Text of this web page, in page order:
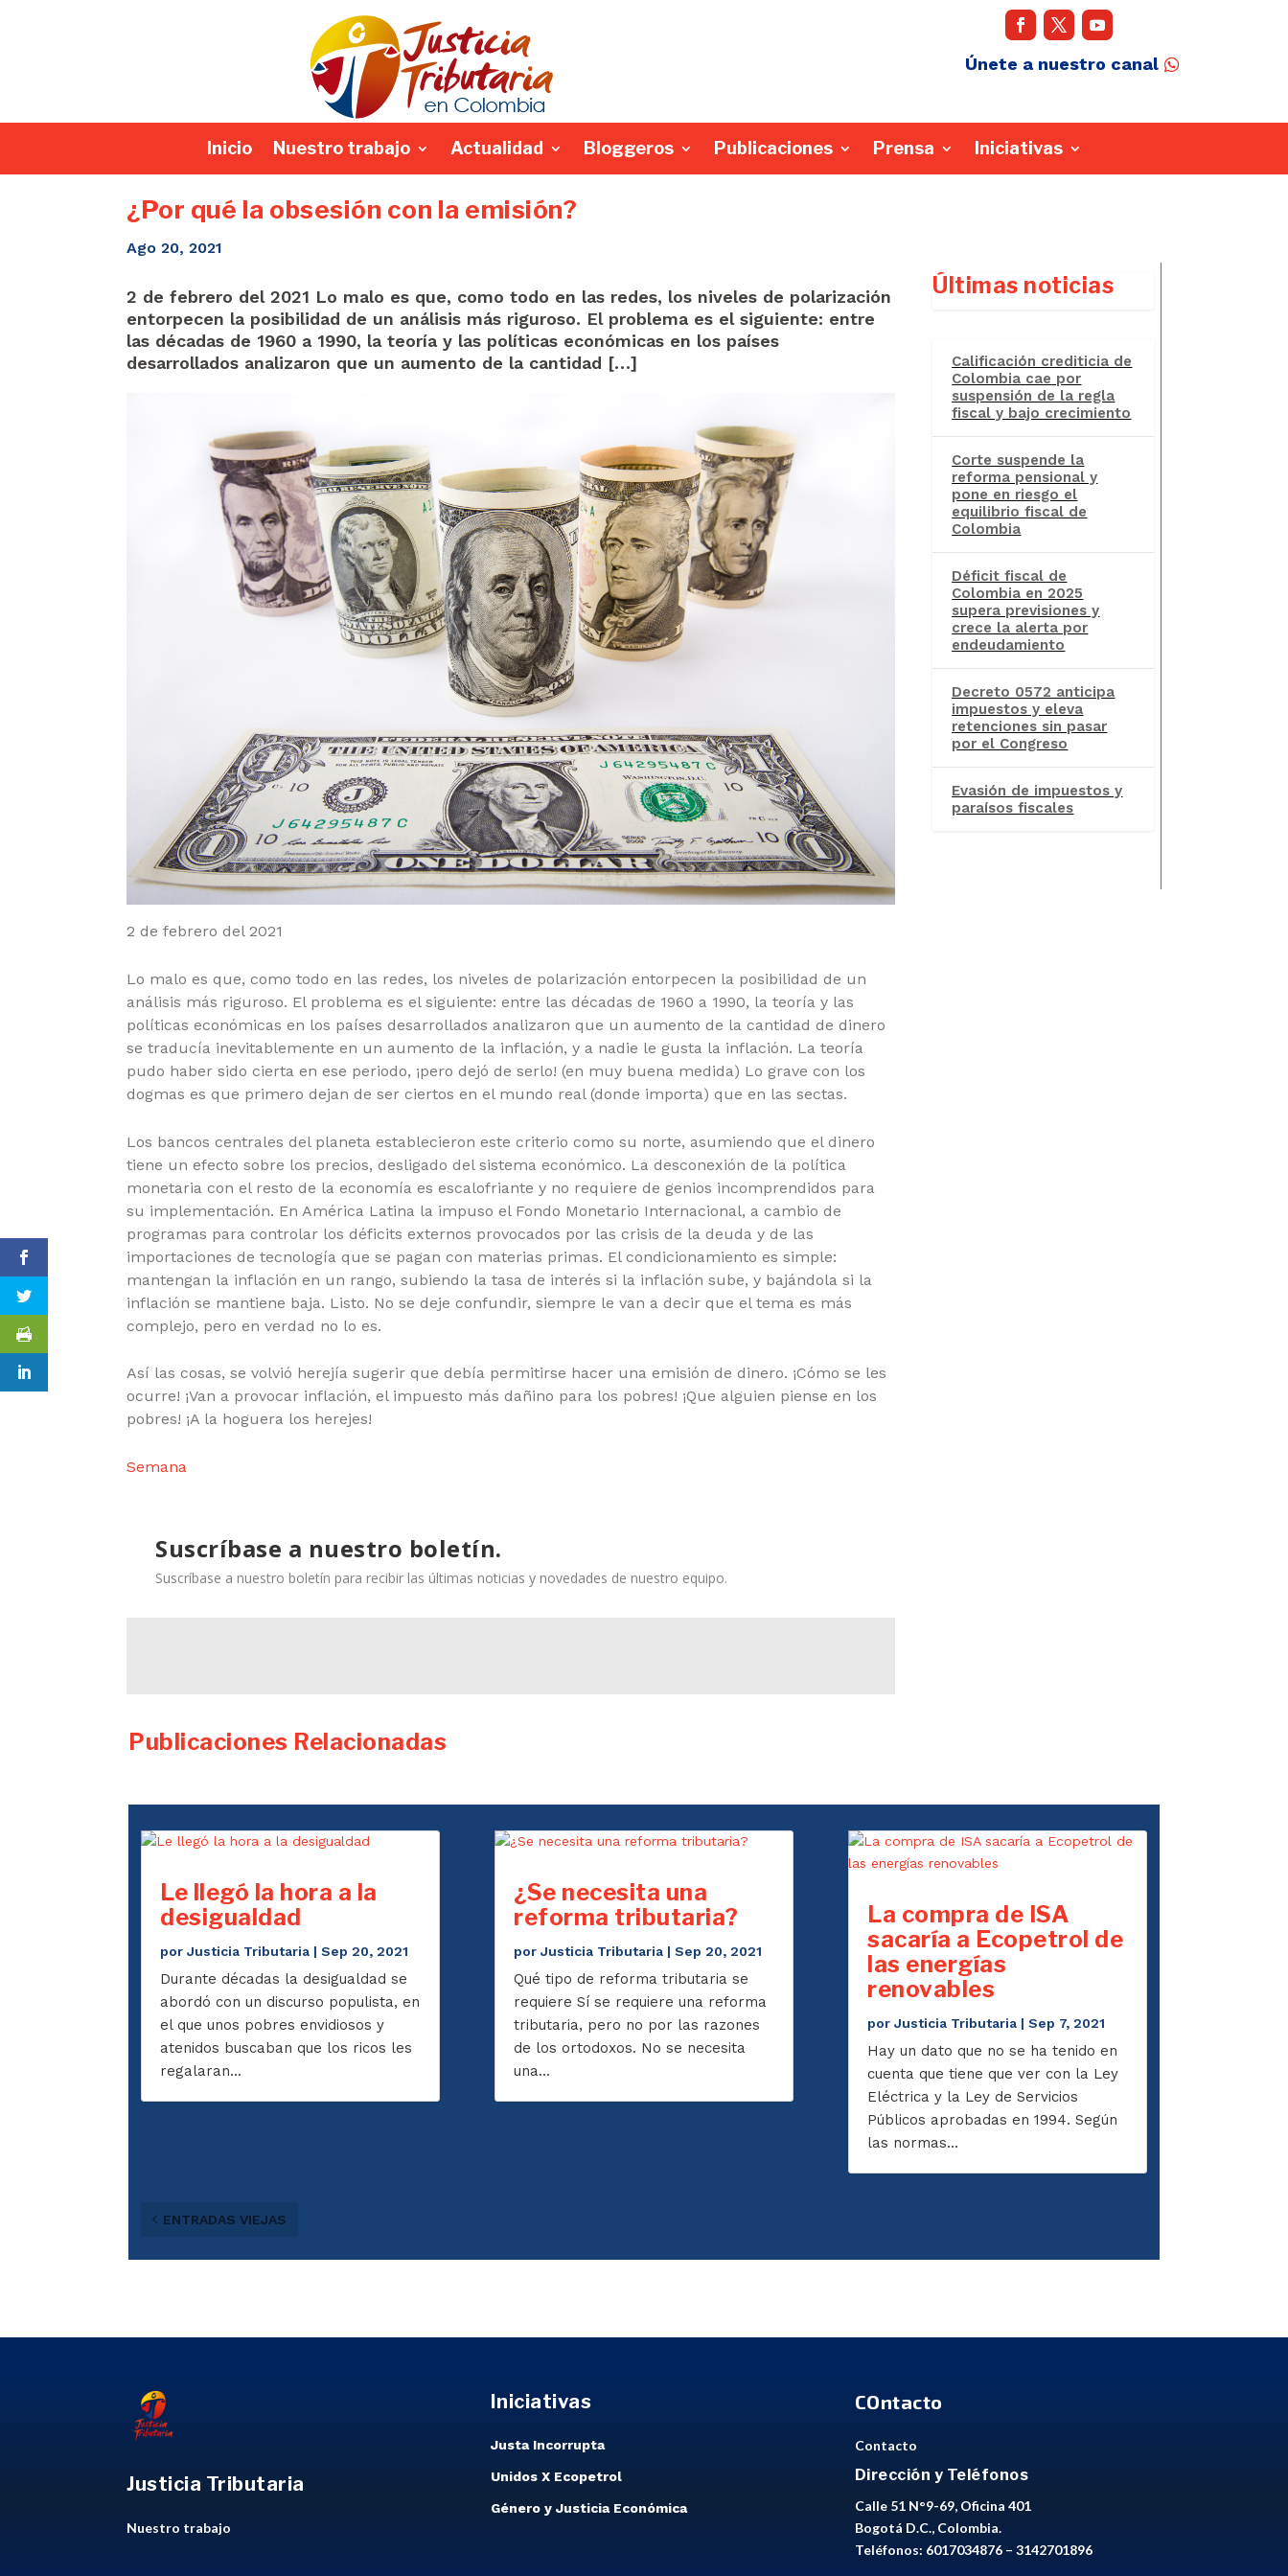
Únete a nuestro canal
Inicio Nuestro trabajo Actualidad Bloggeros Publicaciones Prensa Iniciativas
¿Por qué la obsesión con la emisión?
Ago 20, 2021
2 de febrero del 2021 Lo malo es que, como todo en las redes, los niveles de polarización
entorpecen la posibilidad de un análisis más riguroso. El problema es el siguiente: entre
las décadas de 1960 a 1990, la teoría y las políticas económicas en los países
desarrollados analizaron que un aumento de la cantidad […]
2 de febrero del 2021
Lo malo es que, como todo en las redes, los niveles de polarización entorpecen la posibilidad de un
análisis más riguroso. El problema es el siguiente: entre las décadas de 1960 a 1990, la teoría y las
políticas económicas en los países desarrollados analizaron que un aumento de la cantidad de dinero
se traducía inevitablemente en un aumento de la inflación, y a nadie le gusta la inflación. La teoría
pudo haber sido cierta en ese periodo, ¡pero dejó de serlo! (en muy buena medida) Lo grave con los
dogmas es que primero dejan de ser ciertos en el mundo real (donde importa) que en las sectas.
Los bancos centrales del planeta establecieron este criterio como su norte, asumiendo que el dinero
tiene un efecto sobre los precios, desligado del sistema económico. La desconexión de la política
monetaria con el resto de la economía es escalofriante y no requiere de genios incomprendidos para
su implementación. En América Latina la impuso el Fondo Monetario Internacional, a cambio de
programas para controlar los déficits externos provocados por las crisis de la deuda y de las
importaciones de tecnología que se pagan con materias primas. El condicionamiento es simple:
mantengan la inflación en un rango, subiendo la tasa de interés si la inflación sube, y bajándola si la
inflación se mantiene baja. Listo. No se deje confundir, siempre le van a decir que el tema es más
complejo, pero en verdad no lo es.
Así las cosas, se volvió herejía sugerir que debía permitirse hacer una emisión de dinero. ¡Cómo se les
ocurre! ¡Van a provocar inflación, el impuesto más dañino para los pobres! ¡Que alguien piense en los
pobres! ¡A la hoguera los herejes!
Semana
Suscríbase a nuestro boletín.
Suscríbase a nuestro boletín para recibir las últimas noticias y novedades de nuestro equipo.
Últimas noticias
Calificación crediticia de
Colombia cae por
suspensión de la regla
fiscal y bajo crecimiento
Corte suspende la
reforma pensional y
pone en riesgo el
equilibrio fiscal de
Colombia
Déficit fiscal de
Colombia en 2025
supera previsiones y
crece la alerta por
endeudamiento
Decreto 0572 anticipa
impuestos y eleva
retenciones sin pasar
por el Congreso
Evasión de impuestos y
paraísos fiscales
Publicaciones Relacionadas
Le llegó la hora a la
desigualdad
porJusticia Tributaria |Sep 20, 2021
Durante décadas la desigualdad se
abordó con un discurso populista, en
el que unos pobres envidiosos y
atenidos buscaban que los ricos les
regalaran...
¿Se necesita una
reforma tributaria?
porJusticia Tributaria |Sep 20, 2021
Qué tipo de reforma tributaria se
requiere Sí se requiere una reforma
tributaria, pero no por las razones
de los ortodoxos. No se necesita
una...
La compra de ISA
sacaría a Ecopetrol de
las energías
renovables
porJusticia Tributaria |Sep 7, 2021
Hay un dato que no se ha tenido en
cuenta que tiene que ver con la Ley
Eléctrica y la Ley de Servicios
Públicos aprobadas en 1994. Según
las normas...
ENTRADAS VIEJAS
Justicia Tributaria
Nuestro trabajo
Iniciativas
Justa Incorrupta
Unidos X Ecopetrol
Género y Justicia Económica
COntacto
Contacto
Dirección y Teléfonos
Calle 51 N°9-69, Oficina 401
Bogotá D.C., Colombia.
Teléfonos: 6017034876 – 3142701896